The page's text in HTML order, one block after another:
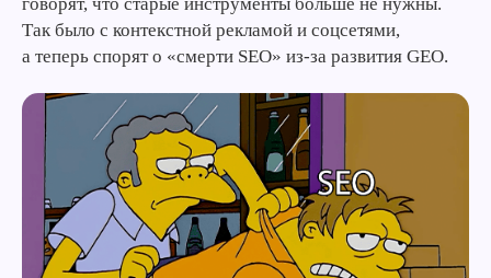
Так было с контекстной рекламой и соцсетями,
а теперь спорят о «смерти SEO» из-за развития GEO.